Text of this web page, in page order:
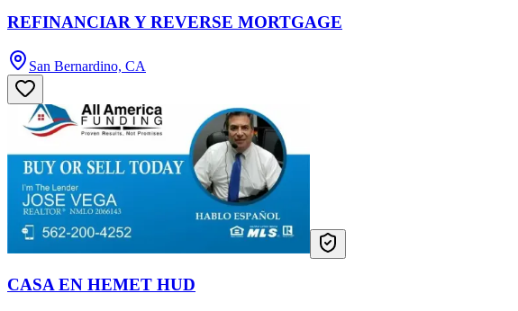
REFINANCIAR Y REVERSE MORTGAGE
San Bernardino, CA
CASA EN HEMET HUD